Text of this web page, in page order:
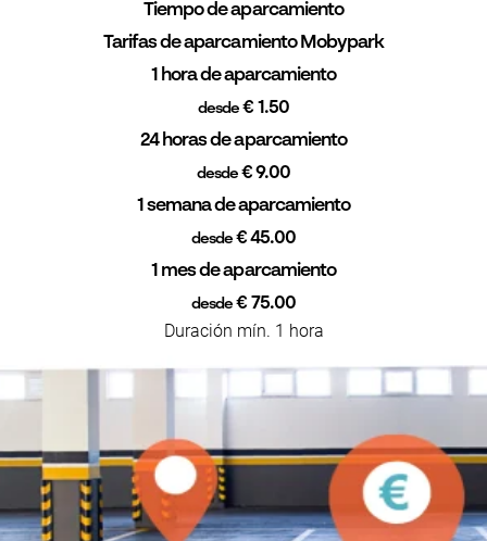
Tiempo de aparcamiento
Tarifas de aparcamiento Mobypark
1 hora de aparcamiento
desde € 1.50
24 horas de aparcamiento
desde€ 9.00
1 semana de aparcamiento
desde€ 45.00
1 mes de aparcamiento
desde € 75.00
Duración mín. 1 hora